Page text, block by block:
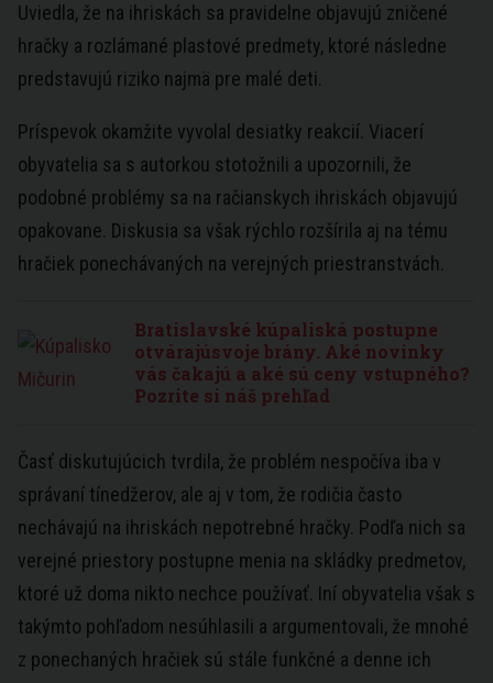
Uviedla, že na ihriskách sa pravidelne objavujú zničené
hračky a rozlámané plastové predmety, ktoré následne
predstavujú riziko najmä pre malé deti.
Príspevok okamžite vyvolal desiatky reakcií. Viacerí
obyvatelia sa s autorkou stotožnili a upozornili, že
podobné problémy sa na račianskych ihriskách objavujú
opakovane. Diskusia sa však rýchlo rozšírila aj na tému
hračiek ponechávaných na verejných priestranstvách.
Bratislavské kúpaliská postupne
otvárajúsvoje brány. Aké novinky
vás čakajú a aké sú ceny vstupného?
Pozrite si náš prehľad
Časť diskutujúcich tvrdila, že problém nespočíva iba v
správaní tínedžerov, ale aj v tom, že rodičia často
nechávajú na ihriskách nepotrebné hračky. Podľa nich sa
verejné priestory postupne menia na skládky predmetov,
ktoré už doma nikto nechce používať. Iní obyvatelia však s
takýmto pohľadom nesúhlasili a argumentovali, že mnohé
z ponechaných hračiek sú stále funkčné a denne ich